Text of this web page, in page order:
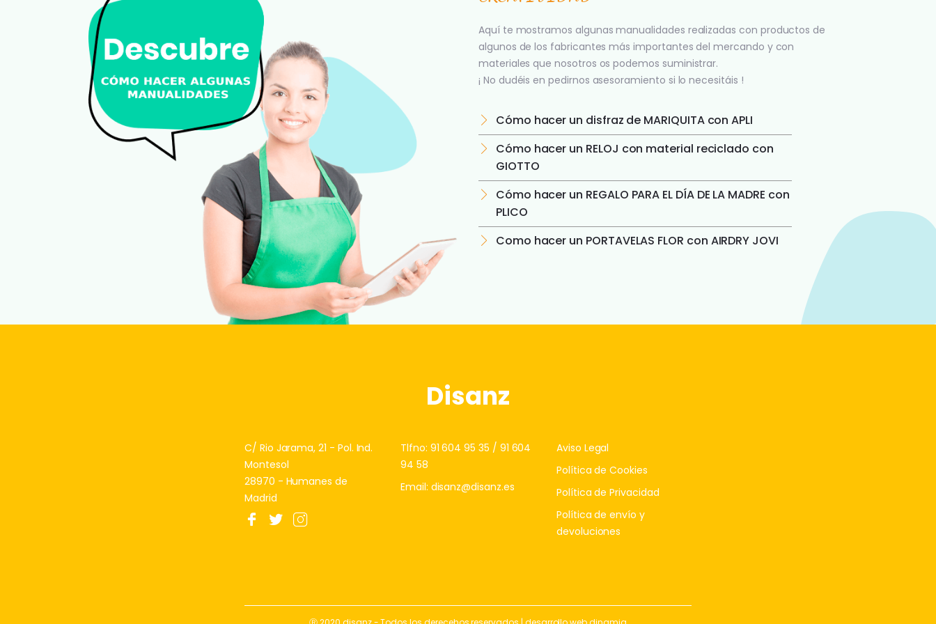
Aquí te mostramos algunas manualidades realizadas con productos de
algunos de los fabricantes más importantes del mercando y con
materiales que nosotros os podemos suministrar.
¡ No dudéis en pedirnos asesoramiento si lo necesitáis !
Cómo hacer un disfraz de MARIQUITA con APLI
Cómo hacer un RELOJ con material reciclado con
GIOTTO
Cómo hacer un REGALO PARA EL DÍA DE LA MADRE con
PLICO
Como hacer un PORTAVELAS FLOR con AIRDRY JOVI
Disanz
C/ Rio Jarama, 21 - Pol. Ind.
Montesol
28970 - Humanes de
Madrid
Tlfno: 91 604 95 35 / 91 604
94 58
Email: disanz@disanz.es
Aviso Legal
Política de Cookies
Política de Privacidad
Política de envío y
devoluciones